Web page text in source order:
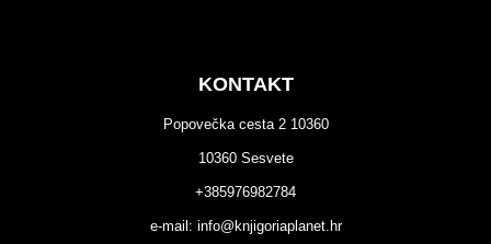
KONTAKT
Popovečka cesta 2 10360
10360 Sesvete
+385976982784
e-mail: info@knjigoriaplanet.hr